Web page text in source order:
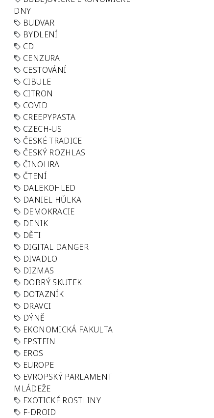
DNY
BUDVAR
BYDLENÍ
CD
CENZURA
CESTOVÁNÍ
CIBULE
CITRON
COVID
CREEPYPASTA
CZECH-US
ČESKÉ TRADICE
ČESKÝ ROZHLAS
ČINOHRA
ČTENÍ
DALEKOHLED
DANIEL HŮLKA
DEMOKRACIE
DENIK
DĚTI
DIGITAL DANGER
DIVADLO
DIZMAS
DOBRÝ SKUTEK
DOTAZNÍK
DRAVCI
DÝNĚ
EKONOMICKÁ FAKULTA
EPSTEIN
EROS
EUROPE
EVROPSKÝ PARLAMENT
MLÁDEŽE
EXOTICKÉ ROSTLINY
F-DROID